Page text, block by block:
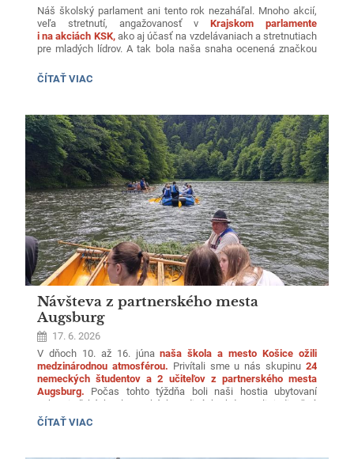
Náš školský parlament ani tento rok nezaháľal. Mnoho akcií,
veľa stretnutí, angažovanosť v Krajskom parlamente
i na akciách KSK, ako aj účasť na vzdelávaniach a stretnutiach
pre mladých lídrov. A tak bola naša snaha ocenená značkou
Veríme, že spolu s nami aj vy ostatní. Už teraz sa tešíme
na ďalšie výzvy.
CENA
PARLAMENTOV
-
STRIEBORNÝ
STUPEŇ:
ČÍTAŤ VIAC
Návšteva z partnerského mesta
Augsburg
17. 6. 2026
V dňoch 10. až 16. júnanaša škola a mesto Košice ožili
medzinárodnou atmosférou. Privítali sme u nás skupinu24
nemeckých študentov a 2 učiteľov z partnerského mesta
Augsburg. Počas tohto týždňa boli naši hostia ubytovaní
v hostiteľských slovenských rodinách, kde mali jedinečnú
možnosť zažiť povestnú slovenskú pohostinnosť na vlastnej
koži a precvičiť si jazykové zručnosti.
NÁVŠTEVA
ČÍTAŤ VIAC